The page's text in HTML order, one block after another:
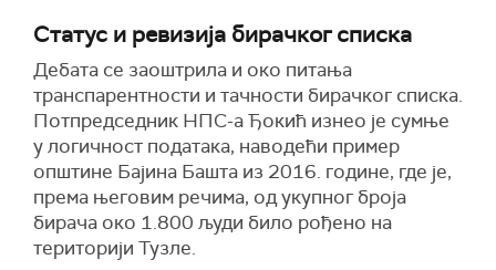
Статус и ревизија бирачког списка
Дебата се заоштрила и око питања
транспарентности и тачности бирачког списка.
Потпредседник НПС-а Ђокић изнео је сумње
у логичност података, наводећи пример
општине Бајина Башта из 2016. године, где је,
према његовим речима, од укупног броја
бирача око 1.800 људи било рођено на
територији Тузле.